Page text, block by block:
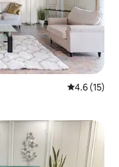
5 पैकी 4.6
4.6 (15)